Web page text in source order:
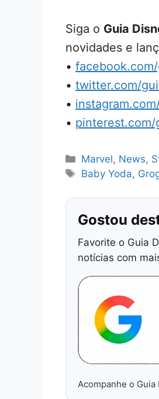
Siga o Guia
novidades e
•
• twitter.com/
•
•
Categorias
Marvel, News,
Tags
Baby Yoda,
Gostou
Favorite o Guia
notícias com
Acompanhe o